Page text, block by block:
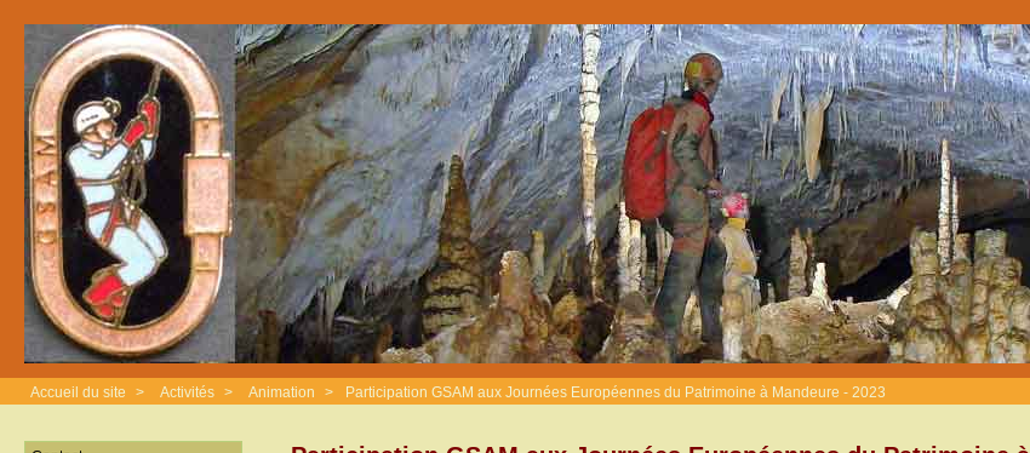
Accueil du site > Activités > Animation > Participation GSAM aux Journées Européennes du Patrimoine à Mandeure - 2023